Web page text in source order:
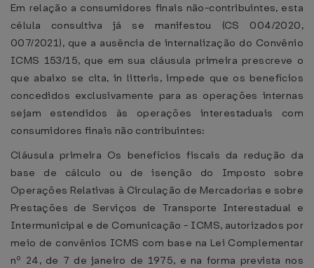
Em relação a consumidores finais não-contribuintes, esta
célula consultiva já se manifestou (CS 004/2020,
007/2021), que a ausência de internalização do Convênio
ICMS 153/15, que em sua cláusula primeira prescreve o
que abaixo se cita, in litteris, impede que os benefícios
concedidos exclusivamente para as operações internas
sejam estendidos às operações interestaduais com
consumidores finais não contribuintes:
Cláusula primeira Os benefícios fiscais da redução da
base de cálculo ou de isenção do Imposto sobre
Operações Relativas à Circulação de Mercadorias e sobre
Prestações de Serviços de Transporte Interestadual e
Intermunicipal e de Comunicação - ICMS, autorizados por
meio de convênios ICMS com base na Lei Complementar
nº 24, de 7 de janeiro de 1975, e na forma prevista nos